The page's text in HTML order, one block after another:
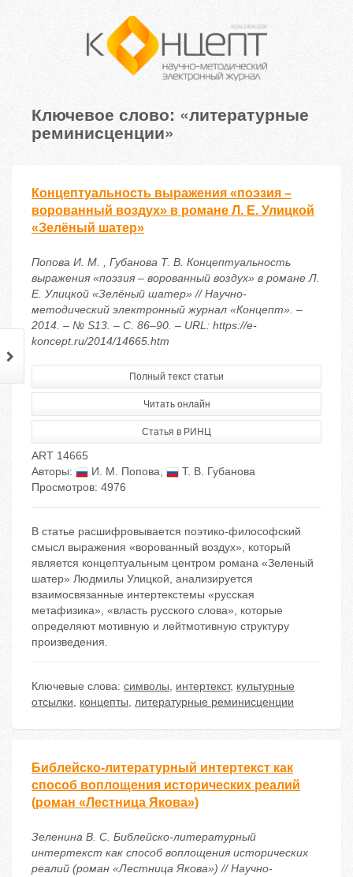
Ключевое слово: «литературные
реминисценции»
Концептуальность выражения «поэзия –
ворованный воздух» в романе Л. Е. Улицкой
«Зелёный шатер»
Попова И. М. , Губанова Т. В. Концептуальность
выражения «поэзия – ворованный воздух» в романе Л.
Е. Улицкой «Зелёный шатер» // Научно-
методический электронный журнал «Концепт». –
2014. – № S13. – С. 86–90. – URL: https://e-
koncept.ru/2014/14665.htm
Полный текст статьи
Читать онлайн
Статья в РИНЦ
ART 14665
Авторы:
И. М. Попова,
Т. В. Губанова
Просмотров: 4976
В статье расшифровывается поэтико-философский
смысл выражения «ворованный воздух», который
является концептуальным центром романа «Зеленый
шатер» Людмилы Улицкой, анализируется
взаимосвязанные интертекстемы «русская
метафизика», «власть русского слова», которые
определяют мотивную и лейтмотивную структуру
произведения.
Ключевые слова: символы, интертекст, культурные
отсылки, концепты, литературные реминисценции
Библейско-литературный интертекст как
способ воплощения исторических реалий
(роман «Лестница Якова»)
Зеленина В. С. Библейско-литературный
интертекст как способ воплощения исторических
реалий (роман «Лестница Якова») // Научно-